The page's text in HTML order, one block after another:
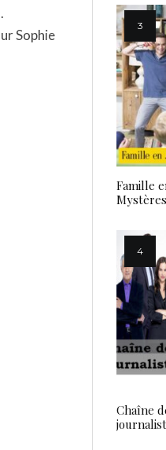
Sophie
Famille
Chaîne